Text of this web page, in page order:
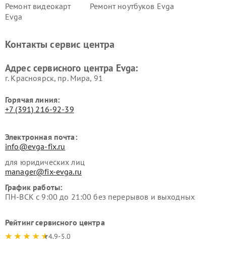
Ремонт видеокарт
Evga
Ремонт ноутбуков Evga
Контакты сервис центра
Адрес сервисного центра Evga:
г. Красноярск, ​пр. Мира, 91
Горячая линия:
+7 (391) 216-92-39
Электронная почта:
info@evga-fix.ru
для юридических лиц
manager@fix-evga.ru
График работы:
ПН-ВСК с 9:00 до 21:00 без перерывов и выходных
Рейтинг сервисного центра
4.9-5.0